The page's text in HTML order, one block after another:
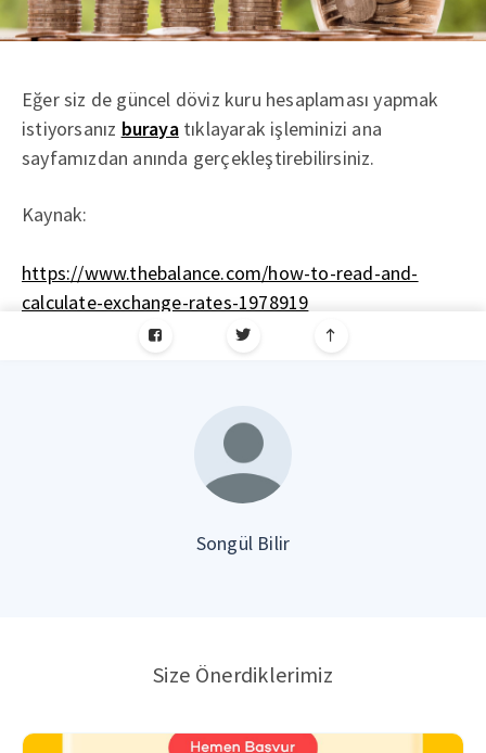
Eğer siz de güncel döviz kuru hesaplaması yapmak
istiyorsanız burayatıklayarak işleminizi ana
sayfamızdan anında gerçekleştirebilirsiniz.
Kaynak:
https://www.thebalance.com/how-to-read-and-
calculate-exchange-rates-1978919
Songül Bilir
Size Önerdiklerimiz